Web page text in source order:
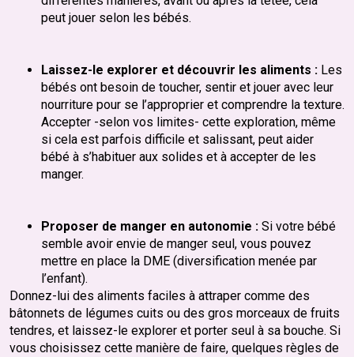
peut jouer selon les bébés.
Laissez-le explorer et découvrir les aliments :Les
bébés ont besoin de toucher, sentir et jouer avec leur
nourriture pour se l’approprier et comprendre la texture.
Accepter -selon vos limites- cette exploration, même
si cela est parfois difficile et salissant, peut aider
bébé à s’habituer aux solides et à accepter de les
manger.
Proposer de manger en autonomie : Si votre bébé
semble avoir envie de manger seul, vous pouvez
mettre en place la DME (diversification menée par
l’enfant).
Donnez-lui des aliments faciles à attraper comme des
bâtonnets de légumes cuits ou des gros morceaux de fruits
tendres, et laissez-le explorer et porter seul à sa bouche. Si
vous choisissez cette manière de faire, quelques règles de